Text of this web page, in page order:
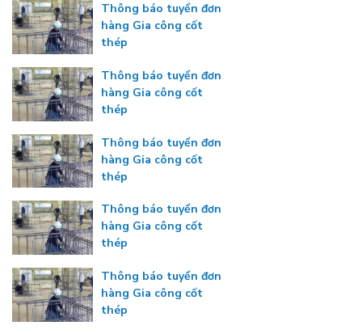
Thông báo tuyển đơn
hàng Gia công cốt
thép
Thông báo tuyển đơn
hàng Gia công cốt
thép
Thông báo tuyển đơn
hàng Gia công cốt
thép
Thông báo tuyển đơn
hàng Gia công cốt
thép
Thông báo tuyển đơn
hàng Gia công cốt
thép